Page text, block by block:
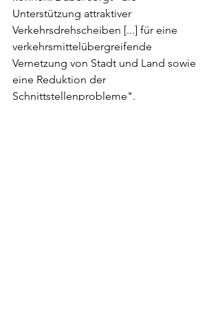
Unterstützung attraktiver
Verkehrsdrehscheiben [...] für eine
verkehrsmittelübergreifende
Vernetzung von Stadt und Land sowie
eine Reduktion der
Schnittstellenprobleme".